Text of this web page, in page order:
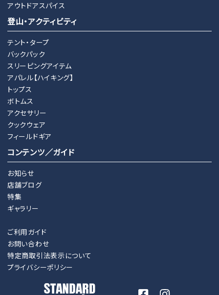
アウトドアスパイス
登山・アクティビティ
テント・タープ
バックパック
スリーピングアイテム
アパレル【ハイキング】
トップス
ボトムス
アクセサリー
クックウェア
フィールドギア
コンテンツ／ガイド
お知らせ
店舗ブログ
特集
ギャラリー
ご利用ガイド
お問い合わせ
特定商取引法表示について
プライバシーポリシー